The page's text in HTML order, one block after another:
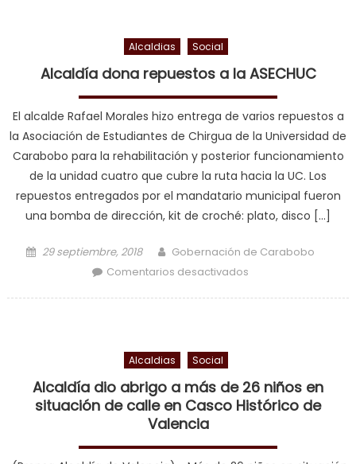
Alcaldias Social
Alcaldía dona repuestos a la ASECHUC
El alcalde Rafael Morales hizo entrega de varios repuestos a
la Asociación de Estudiantes de Chirgua de la Universidad de
Carabobo para la rehabilitación y posterior funcionamiento
de la unidad cuatro que cubre la ruta hacia la UC. Los
repuestos entregados por el mandatario municipal fueron
una bomba de dirección, kit de croché: plato, disco […]
Posted on
29 septiembre, 2018 Author
Gobernación de Carabobo
Comentarios desactivados
Alcaldias Social
Alcaldía dio abrigo a más de 26 niños en
situación de calle en Casco Histórico de
Valencia